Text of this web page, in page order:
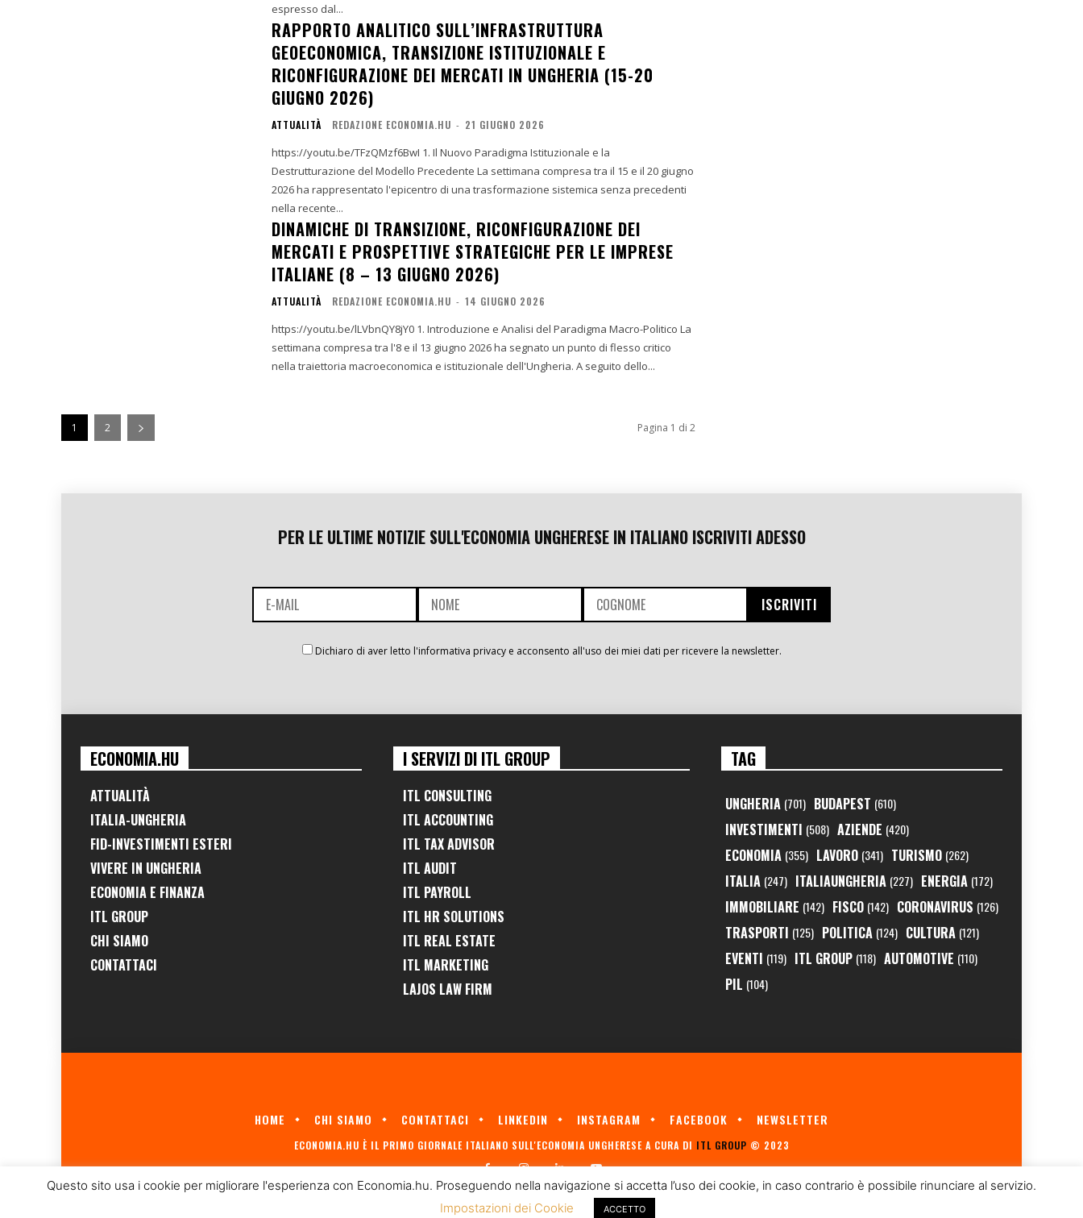
espresso dal...
RAPPORTO ANALITICO SULL’INFRASTRUTTURA
GEOECONOMICA, TRANSIZIONE ISTITUZIONALE E
RICONFIGURAZIONE DEI MERCATI IN UNGHERIA (15-20
GIUGNO 2026)
ATTUALITÀ REDAZIONE ECONOMIA.HU - 21 GIUGNO 2026
https://youtu.be/TFzQMzf6BwI 1. Il Nuovo Paradigma Istituzionale e la
Destrutturazione del Modello Precedente La settimana compresa tra il 15 e il 20 giugno
2026 ha rappresentato l'epicentro di una trasformazione sistemica senza precedenti
nella recente...
DINAMICHE DI TRANSIZIONE, RICONFIGURAZIONE DEI
MERCATI E PROSPETTIVE STRATEGICHE PER LE IMPRESE
ITALIANE (8 – 13 GIUGNO 2026)
ATTUALITÀ REDAZIONE ECONOMIA.HU - 14 GIUGNO 2026
https://youtu.be/lLVbnQY8jY0 1. Introduzione e Analisi del Paradigma Macro-Politico La
settimana compresa tra l'8 e il 13 giugno 2026 ha segnato un punto di flesso critico
nella traiettoria macroeconomica e istituzionale dell'Ungheria. A seguito dello...
1 2 Pagina 1 di 2
PER LE ULTIME NOTIZIE SULL'ECONOMIA UNGHERESE IN ITALIANO ISCRIVITI ADESSO
Dichiaro di aver letto l'informativa privacy e acconsento all'uso dei miei dati per ricevere la newsletter.
ECONOMIA.HU
ATTUALITÀ
ITALIA-UNGHERIA
FID-INVESTIMENTI ESTERI
VIVERE IN UNGHERIA
ECONOMIA E FINANZA
ITL GROUP
CHI SIAMO
CONTATTACI
I SERVIZI DI ITL GROUP
ITL CONSULTING
ITL ACCOUNTING
ITL TAX ADVISOR
ITL AUDIT
ITL PAYROLL
ITL HR SOLUTIONS
ITL REAL ESTATE
ITL MARKETING
LAJOS LAW FIRM
TAG
UNGHERIA (701) BUDAPEST (610)
INVESTIMENTI (508) AZIENDE (420)
ECONOMIA (355) LAVORO (341) TURISMO (262)
ITALIA (247) ITALIAUNGHERIA (227) ENERGIA (172)
IMMOBILIARE (142) FISCO (142) CORONAVIRUS (126)
TRASPORTI (125) POLITICA (124) CULTURA (121)
EVENTI (119) ITL GROUP (118) AUTOMOTIVE (110)
PIL (104)
HOME CHI SIAMO CONTATTACI LINKEDIN INSTAGRAM FACEBOOK NEWSLETTER
ECONOMIA.HU È IL PRIMO GIORNALE ITALIANO SULL'ECONOMIA UNGHERESE A CURA DI ITL GROUP © 2023
Questo sito usa i cookie per migliorare l'esperienza con Economia.hu. Proseguendo nella navigazione si accetta l’uso dei cookie, in caso contrario è possibile rinunciare al servizio.
Impostazioni dei Cookie
ACCETTO